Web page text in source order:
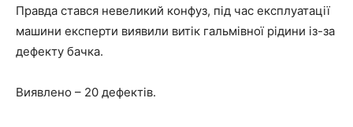
Правда стався невеликий конфуз, під час експлуатації
машини експерти виявили витік гальмівної рідини із-за
дефекту бачка.
Виявлено – 20 дефектів.